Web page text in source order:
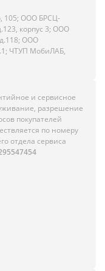
105; ООО БРСЦ-
корпус 3; ООО
ООО
ЧТУП МобиЛАБ,
и сервисное
разрешение
покупателей
по номеру
отдела сервиса